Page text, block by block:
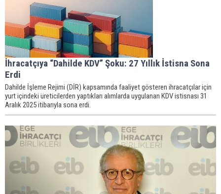
İhracatçıya “Dahilde KDV” Şoku: 27 Yıllık İstisna Sona
Erdi
Dahilde İşleme Rejimi (DİR) kapsamında faaliyet gösteren ihracatçılar için
yurt içindeki üreticilerden yaptıkları alımlarda uygulanan KDV istisnası 31
Aralık 2025 itibarıyla sona erdi.